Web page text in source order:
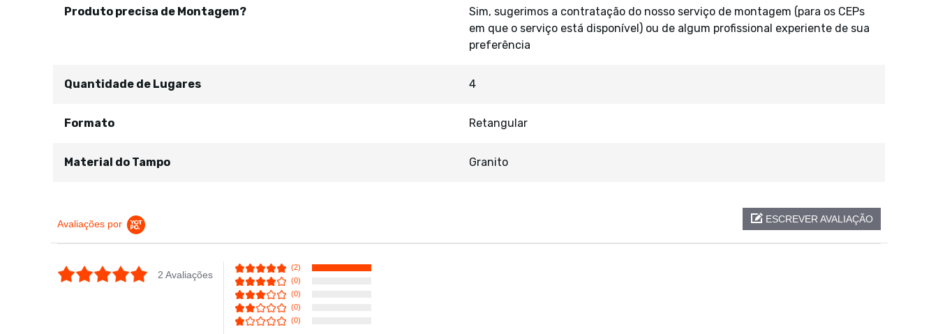
Produto precisa de Montagem?
Sim, sugerimos a contratação do nosso serviço de montagem (para os CEPs
em que o serviço está disponível) ou de algum profissional experiente de sua
preferência
Quantidade de Lugares 4
Formato Retangular
Material do Tampo Granito
Avaliações por ESCREVER AVALIAÇÃO
5.0 star rating
2 Avaliações
(2)
(0)
(0)
(0)
(0)